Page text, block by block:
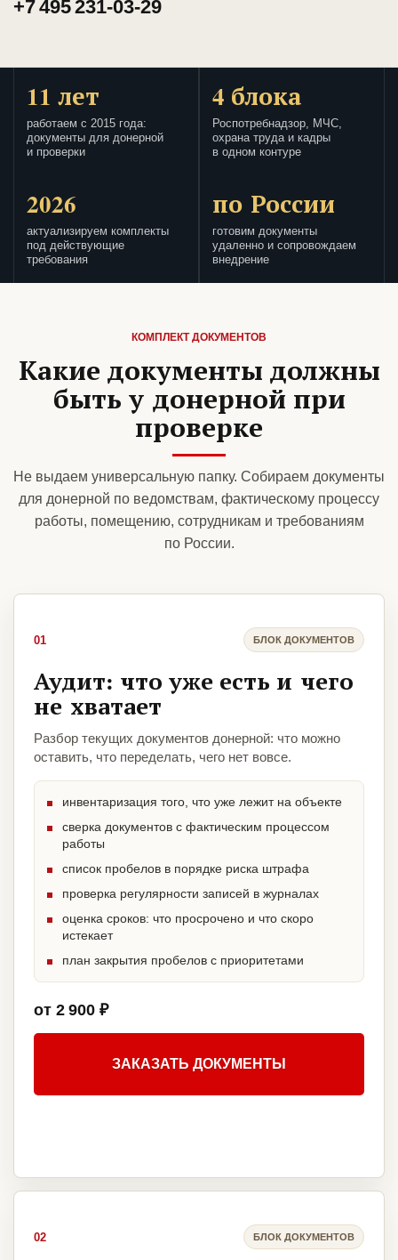
+7 495 231-03-29
11 лет
работаем с 2015 года:
документы для донерной
и проверки
4 блока
Роспотребнадзор, МЧС,
охрана труда и кадры
в одном контуре
2026
актуализируем комплекты
под действующие
требования
по России
готовим документы
удаленно и сопровождаем
внедрение
КОМПЛЕКТ ДОКУМЕНТОВ
Какие документы должны
быть у донерной при
проверке
Не выдаем универсальную папку. Собираем документы
для донерной по ведомствам, фактическому процессу
работы, помещению, сотрудникам и требованиям
по России.
01 БЛОК ДОКУМЕНТОВ
Аудит: что уже есть и чего
не хватает
Разбор текущих документов донерной: что можно
оставить, что переделать, чего нет вовсе.
инвентаризация того, что уже лежит на объекте
сверка документов с фактическим процессом
работы
список пробелов в порядке риска штрафа
проверка регулярности записей в журналах
оценка сроков: что просрочено и что скоро
истекает
план закрытия пробелов с приоритетами
от 2 900 ₽
ЗАКАЗАТЬ ДОКУМЕНТЫ
02 БЛОК ДОКУМЕНТОВ